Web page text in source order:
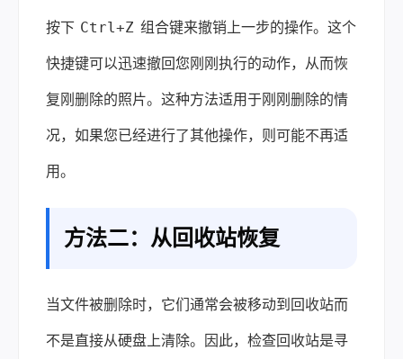
按下 Ctrl+Z 组合键来撤销上一步的操作。这个
快捷键可以迅速撤回您刚刚执行的动作，从而恢
复刚删除的照片。这种方法适用于刚刚删除的情
况，如果您已经进行了其他操作，则可能不再适
用。
方法二：从回收站恢复
当文件被删除时，它们通常会被移动到回收站而
不是直接从硬盘上清除。因此，检查回收站是寻